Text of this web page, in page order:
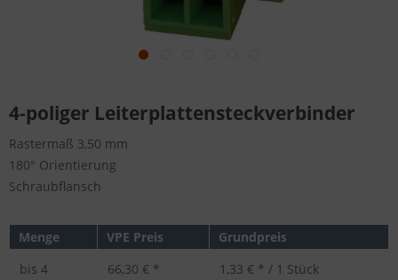
4-poliger Leiterplattensteckverbinder
Rastermaß 3,50 mm
180° Orientierung
Schraubflansch
Menge VPE Preis
Grundpreis
bis 4 66,30 € * 1,33 € * / 1 Stück